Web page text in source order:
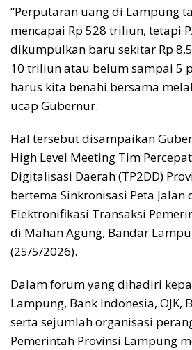
“Perputaran uang di Lampung
mencapai Rp 528 triliun, tetapi
dikumpulkan baru sekitar Rp
10 triliun atau belum sampai 5
harus kita benahi bersama
ucap Gubernur.
Hal tersebut disampaikan
High Level Meeting Tim
Digitalisasi Daerah (TP2DD)
bertema Sinkronisasi Peta Jalan
Elektronifikasi Transaksi
di Mahan Agung, Bandar
(25/5/2026).
Dalam forum yang dihadiri
Lampung, Bank Indonesia, OJK,
serta sejumlah organisasi
Pemerintah Provinsi Lampung